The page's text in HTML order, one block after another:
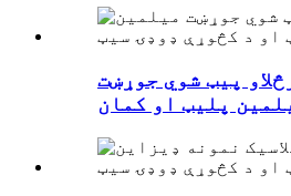
پیټ شوي جوړښت